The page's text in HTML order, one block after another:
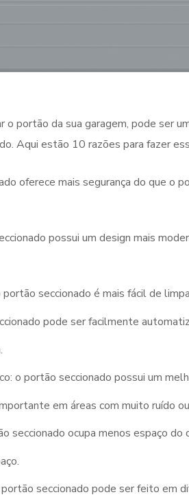
portão da sua garagem, pode ser
Aqui estão 10 razões para fazer
oferece mais segurança do que o
possui um design mais
portão seccionado é mais fácil de
pode ser facilmente
o portão seccionado possui um
em áreas com muito ruído
seccionado ocupa menos espaço
seccionado pode ser feito em